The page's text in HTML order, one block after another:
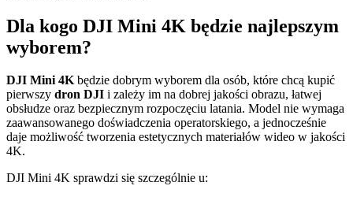
Dla kogo DJI Mini 4K będzie najlepszym
wyborem?
DJI Mini 4Kbędzie dobrym wyborem dla osób, które chcą kupić
pierwszy dron DJI i zależy im na dobrej jakości obrazu, łatwej
obsłudze oraz bezpiecznym rozpoczęciu latania. Model nie wymaga
zaawansowanego doświadczenia operatorskiego, a jednocześnie
daje możliwość tworzenia estetycznych materiałów wideo w jakości
4K.
DJI Mini 4K sprawdzi się szczególnie u: